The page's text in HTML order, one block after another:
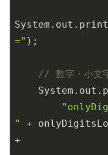
=" );
// 数字・小文字
"
+
+